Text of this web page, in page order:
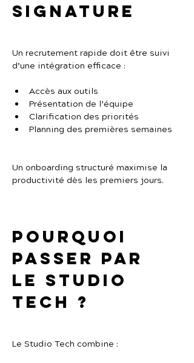
signature
Un recrutement rapide doit être suivi
d’une intégration efficace :
Accès aux outils
Présentation de l’équipe
Clarification des priorités
Planning des premières semaines
Un onboarding structuré maximise la
productivité dès les premiers jours.
Pourquoi
passer par
Le Studio
Tech ?
Le Studio Tech combine :